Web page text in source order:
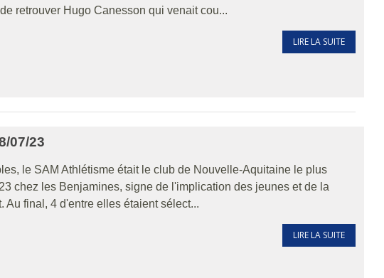
retrouver Hugo Canesson qui venait cou...
LIRE LA SUITE
07/23
le SAM Athlétisme était le club de Nouvelle-Aquitaine le plus
chez les Benjamines, signe de l'implication des jeunes et de la
Au final, 4 d'entre elles étaient sélect...
LIRE LA SUITE